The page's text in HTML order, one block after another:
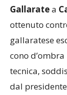
Gallaratea
ottenuto
gallaratese
cono
tecnica,
dal